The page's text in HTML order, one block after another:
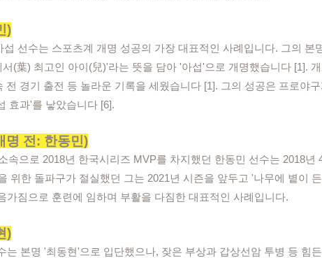
)
선수는 스포츠계 개명 성공의 가장 대표적인 사례입니다. 그의
(葉) 최고인 아이(兒)'라는 뜻을 담아 '아섭'으로 개명했습니다 [1].
전 경기 출전 등 놀라운 기록을 세웠습니다 [1]. 그의 성공은 프로야
효과'를 낳았습니다 [6].
명 전: 한동민)
속으로 2018년 한국시리즈 MVP를 차지했던 한동민 선수는 2018
위한 돌파구가 절실했던 그는 2021년 시즌을 앞두고 '나무에 볕이
가짐으로 훈련에 임하며 부활을 다짐한 대표적인 사례입니다.
)
는 본명 '최동현'으로 입단했으나, 잦은 부상과 갑상선암 투병 등 힘